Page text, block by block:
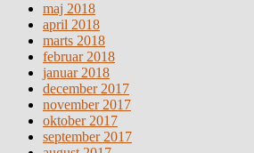
maj 2018
april 2018
marts 2018
februar 2018
januar 2018
december 2017
november 2017
oktober 2017
september 2017